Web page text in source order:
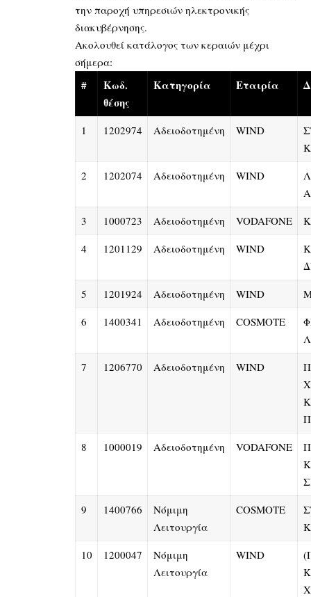
την παροχή υπηρεσιών ηλεκτρονικής
διακυβέρνησης.
Ακολουθεί κατάλογος των κεραιών μέχρι
σήμερα:
#
Κωδ.
θέσης
Κατηγορία Εταιρία
1 1202974 Αδειοδοτημένη WIND
2
1202074 Αδειοδοτημένη WIND
3
1000723 Αδειοδοτημένη VODAFONE
4
1201129 Αδειοδοτημένη WIND
5
1201924 Αδειοδοτημένη WIND
6
1400341 Αδειοδοτημένη COSMOTE
7
1206770 Αδειοδοτημένη WIND
8
1000019 Αδειοδοτημένη VODAFONE
9
1400766
Νόμιμη
Λειτουργία
COSMOTE
10
1200047
Νόμιμη
Λειτουργία
WIND